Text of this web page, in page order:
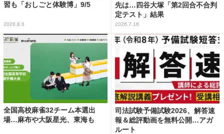
習も「おしごと体験博」9/5
2026.8.6
先は…四谷大塚「第2回合不合判
定テスト」結果
2026.7.16
全国高校麻雀32チーム本選出
場…麻布や大阪星光、東海も
司法試験予備試験2026、解答速
報＆総評動画を無料公開…アガ
ルート